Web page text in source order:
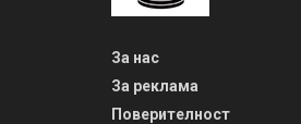
За нас
За реклама
Поверителност